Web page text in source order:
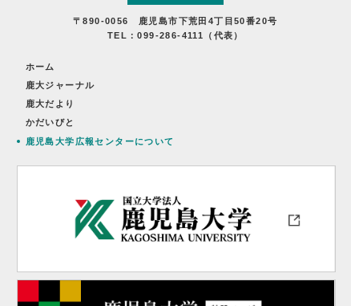
〒890-0056 鹿児島市下荒田4丁目50番20号
TEL：099-286-4111（代表）
ホーム
鹿大ジャーナル
鹿大だより
かだいびと
鹿児島大学広報センターについて